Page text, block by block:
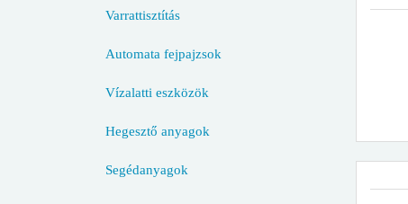
Varrattisztítás
Automata fejpajzsok
Vízalatti eszközök
Hegesztő anyagok
Segédanyagok